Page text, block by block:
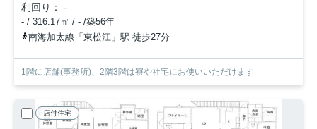
利回り： -
- / 316.17㎡ / - /築56年
南海加太線「東松江」駅 徒歩27分
1階に店舗(事務所)、2階3階は寮や社宅にお使いいただけます
店付住宅